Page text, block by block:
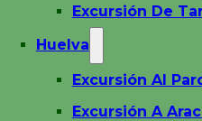
Excursión De
Huelva
Excursión Al
Excursión A